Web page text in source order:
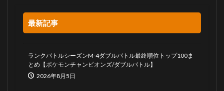
最新記事
ランクバトルシーズンM-4ダブルバトル最終順位トップ100ま
とめ【ポケモンチャンピオンズ/ダブルバトル】
2026年8月5日